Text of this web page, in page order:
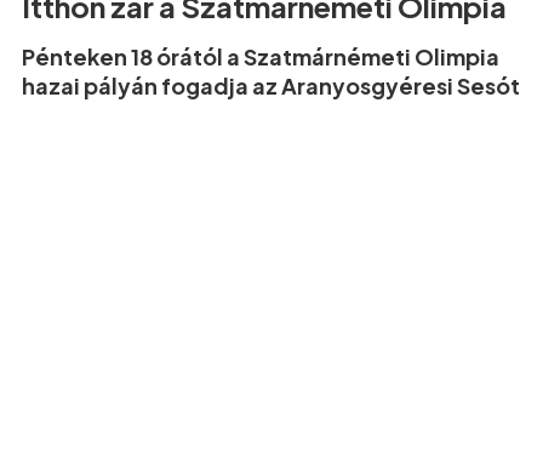
Pénteken 18 órától a Szatmárnémeti Olimpia
hazai pályán fogadja az Aranyosgyéresi Sesót